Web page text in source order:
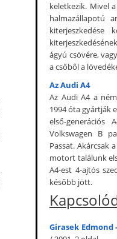
keletkezik. Mivel
halmazállapotú
kiterjeszkedése
ágyú csövére,
a csőből a
Az Audi A4
Az Audi A4 a
1994 óta gyártják
első-
Volkswagen B
Passat. Akárcsak
motort találunk
A4-est 4-ajtós
később jött.
Girasek